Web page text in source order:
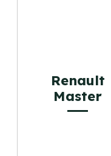
Renault
Master